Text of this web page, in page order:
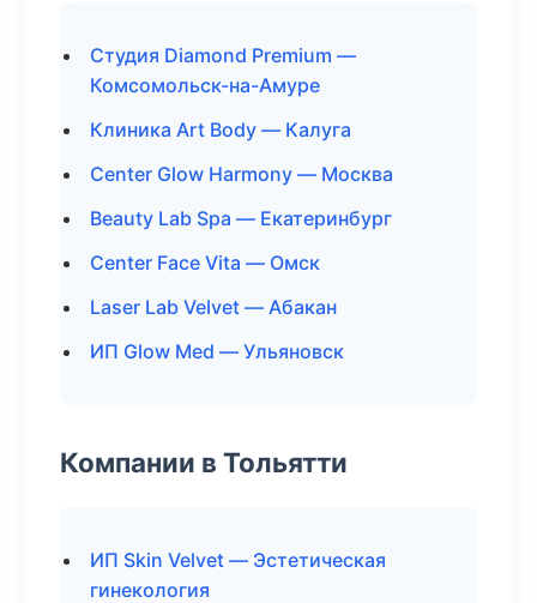
Студия Diamond Premium —
Комсомольск-на-Амуре
Клиника Art Body — Калуга
Center Glow Harmony — Москва
Beauty Lab Spa — Екатеринбург
Center Face Vita — Омск
Laser Lab Velvet — Абакан
ИП Glow Med — Ульяновск
Компании в Тольятти
ИП Skin Velvet — Эстетическая
гинекология